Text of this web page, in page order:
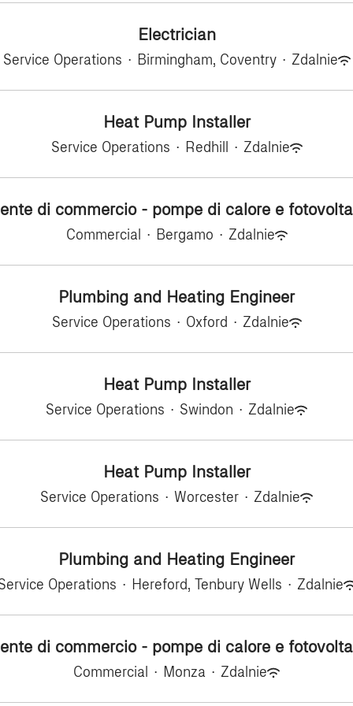
Electrician
Service Operations · Birmingham, Coventry · Zdalnie
Heat Pump Installer
Service Operations · Redhill · Zdalnie
di commercio - pompe di calore e
Commercial · Bergamo · Zdalnie
Plumbing and Heating Engineer
Service Operations · Oxford · Zdalnie
Heat Pump Installer
Service Operations · Swindon · Zdalnie
Heat Pump Installer
Service Operations · Worcester · Zdalnie
Plumbing and Heating Engineer
Operations · Hereford, Tenbury Wells · Zdalnie
di commercio - pompe di calore e
Commercial · Monza · Zdalnie